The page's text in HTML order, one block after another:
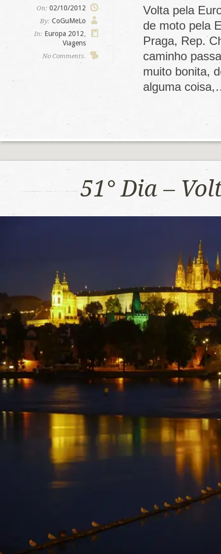
On: 02/10/2012
By: CoGuMeLo
In: Europa 2012
Viagens
No Comments.
Volta pela
de moto pela
Praga, Rep.
caminho
muito bonita,
alguma
51° Dia –